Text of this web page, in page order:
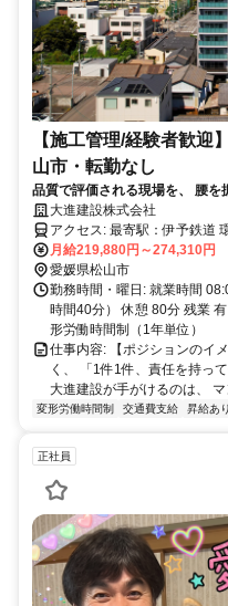
【施工管理/経験者歓迎
山市・転勤なし
品質で評価される現場を、 腰
へ。大進建設株式会社
アクセス: 最寄駅：伊予
月給219,880円～274,310円
愛媛県松山市
勤務時間・曜日: 就業時間
時間40分） 休憩 80分 残業
形労働時間制（1年単位）
仕事内容: 【ポジションのイ
く、 「1件1件、責任を持っ
大進建設が手がけるのは、
変形労働時間制 交通費支給 昇給あり
正社員